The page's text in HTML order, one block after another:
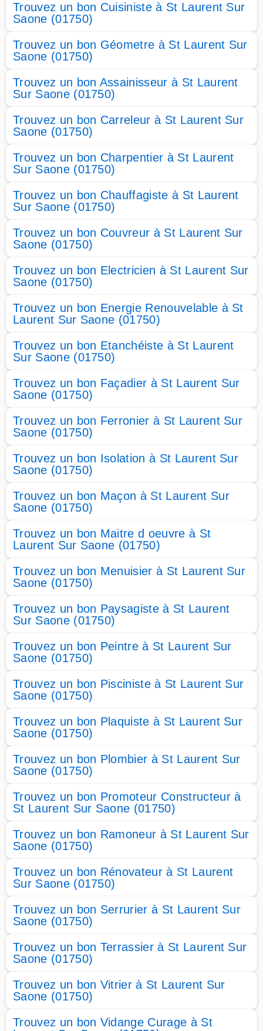
Trouvez un bon Cuisiniste à St Laurent Sur
Saone (01750)
Trouvez un bon Géometre à St Laurent Sur
Saone (01750)
Trouvez un bon Assainisseur à St Laurent
Sur Saone (01750)
Trouvez un bon Carreleur à St Laurent Sur
Saone (01750)
Trouvez un bon Charpentier à St Laurent
Sur Saone (01750)
Trouvez un bon Chauffagiste à St Laurent
Sur Saone (01750)
Trouvez un bon Couvreur à St Laurent Sur
Saone (01750)
Trouvez un bon Electricien à St Laurent Sur
Saone (01750)
Trouvez un bon Energie Renouvelable à St
Laurent Sur Saone (01750)
Trouvez un bon Etanchéiste à St Laurent
Sur Saone (01750)
Trouvez un bon Façadier à St Laurent Sur
Saone (01750)
Trouvez un bon Ferronier à St Laurent Sur
Saone (01750)
Trouvez un bon Isolation à St Laurent Sur
Saone (01750)
Trouvez un bon Maçon à St Laurent Sur
Saone (01750)
Trouvez un bon Maitre d oeuvre à St
Laurent Sur Saone (01750)
Trouvez un bon Menuisier à St Laurent Sur
Saone (01750)
Trouvez un bon Paysagiste à St Laurent
Sur Saone (01750)
Trouvez un bon Peintre à St Laurent Sur
Saone (01750)
Trouvez un bon Pisciniste à St Laurent Sur
Saone (01750)
Trouvez un bon Plaquiste à St Laurent Sur
Saone (01750)
Trouvez un bon Plombier à St Laurent Sur
Saone (01750)
Trouvez un bon Promoteur Constructeur à
St Laurent Sur Saone (01750)
Trouvez un bon Ramoneur à St Laurent Sur
Saone (01750)
Trouvez un bon Rénovateur à St Laurent
Sur Saone (01750)
Trouvez un bon Serrurier à St Laurent Sur
Saone (01750)
Trouvez un bon Terrassier à St Laurent Sur
Saone (01750)
Trouvez un bon Vitrier à St Laurent Sur
Saone (01750)
Trouvez un bon Vidange Curage à St